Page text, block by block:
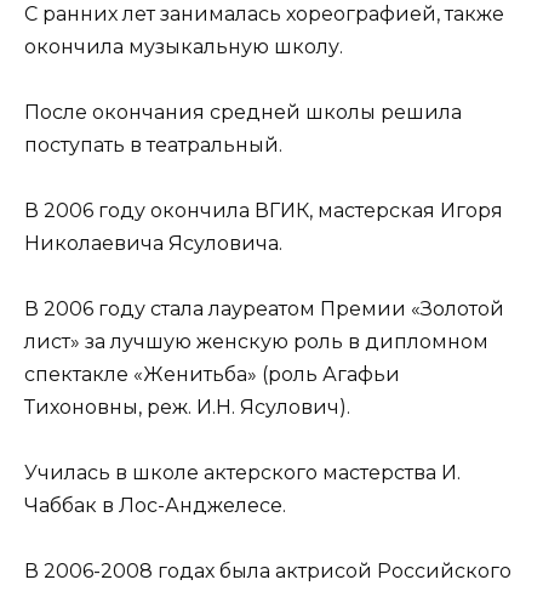
С ранних лет занималась хореографией, также
окончила музыкальную школу.
После окончания средней школы решила
поступать в театральный.
В 2006 году окончила ВГИК, мастерская Игоря
Николаевича Ясуловича.
В 2006 году стала лауреатом Премии «Золотой
лист» за лучшую женскую роль в дипломном
спектакле «Женитьба» (роль Агафьи
Тихоновны, реж. И.Н. Ясулович).
Училась в школе актерского мастерства И.
Чаббак в Лос-Анджелесе.
В 2006-2008 годах была актрисой Российского